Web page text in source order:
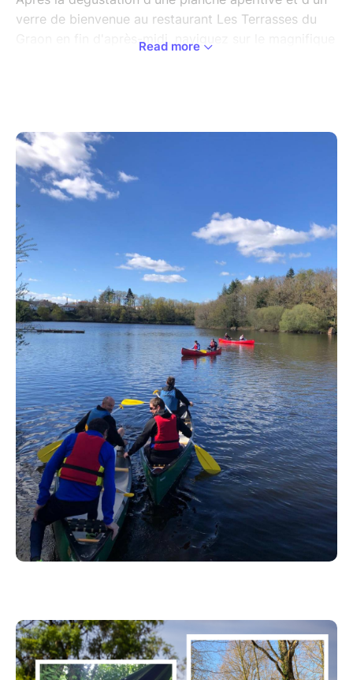
verre de bienvenue au restaurant Les Terrasses du
Graon en fin d'après-midi, naviguez sur le magnifique
soirée autour du feu et nuit en hamac! Retour en
canoë le matin après un bon petit déjeuner autour du
feu.
Une expérience nature insolite et inoubliable!
(En week en ou en semaine, au cas où les dates
affichées ne vous conviendraient pas, appelez-nous
ou laisssez nous un message au 06 15 67 32 64 pour
que nous convenions d'une date appropriée pour
vous.)
Read more